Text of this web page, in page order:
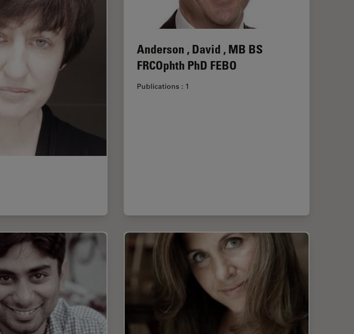
Anderson , David , MB BS
FRCOphth PhD FEBO
Publications : 1